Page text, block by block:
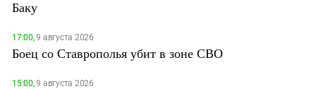
Баку
17:00,9 августа 2026
Боец со Ставрополья убит в зоне СВО
15:00,9 августа 2026